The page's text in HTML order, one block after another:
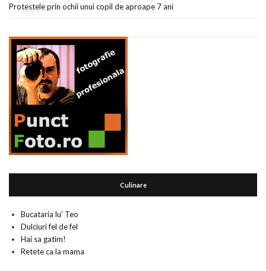
Protestele prin ochii unui copil de aproape 7 ani
Culinare
Bucataria lu' Teo
Dulciuri fel de fel
Hai sa gatim!
Retete ca la mama